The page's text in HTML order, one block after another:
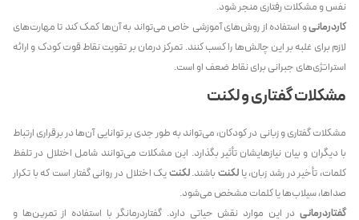
نفس و مشکلات رفتاری منجر شود.
کاردرمانیو استفاده از روش‌های آموزشی خاص می‌تواند به آن‌ها کمک کند تا مهارت‌های
لازم برای غلبه بر این چالش‌ها را کسب کنند. تمرکز درمان بر تقویت نقاط قوت کودک و ارائه
استراتژی‌های جبرانی برای نقاط ضعف او است.
مشکلات گفتاری و لکنت
مشکلات گفتاری و زبانی در کودکان، می‌تواند به طور جدی بر توانایی آن‌ها در برقراری ارتباط
با دیگران و بیان نیازهایشان تأثیر بگذارد. این مشکلات می‌توانند شامل اختلال در تلفظ
کلمات، تأخیر در رشد زبان، یا لکنتباشند.لکنتیک اختلال در روانی گفتار است که با تکرار
صداها، سیلاب‌ها یا کلمات مشخص می‌شود.
گفتاردرمانی در این موارد نقش حیاتی دارد. گفتاردرمانگر با استفاده از تمرین‌ها و